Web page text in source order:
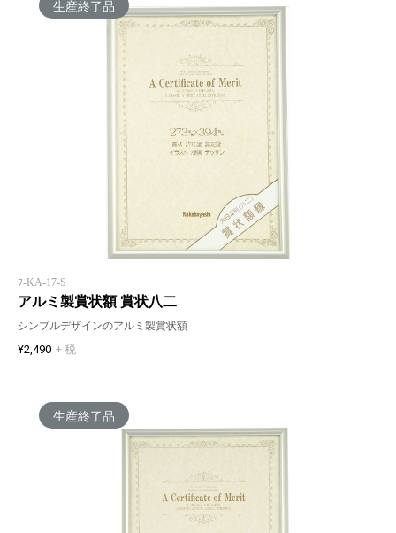
生産終了品
ﾌ-KA-17-S
アルミ製賞状額 賞状八二
シンプルデザインのアルミ製賞状額
¥2,490 + 税
生産終了品